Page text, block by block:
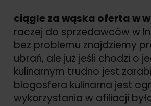
ciągle za wąska oferta w
raczej do sprzedawców w
bez problemu znajdziemy
ubrań, ale już jeśli chodzi o
kulinarnym trudno jest
blogosfera kulinarna jest
wykorzystania w afiliacji